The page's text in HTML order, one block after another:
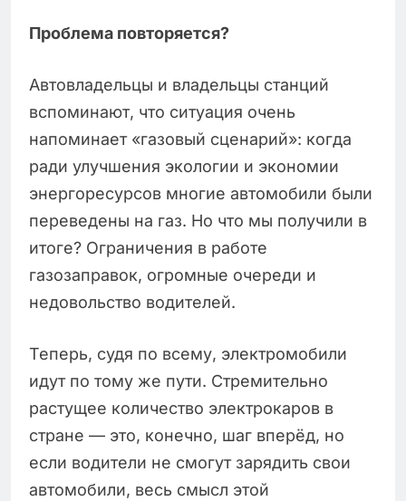
Проблема повторяется?
Автовладельцы и владельцы станций
вспоминают, что ситуация очень
напоминает «газовый сценарий»: когда
ради улучшения экологии и экономии
энергоресурсов многие автомобили были
переведены на газ. Но что мы получили в
итоге? Ограничения в работе
газозаправок, огромные очереди и
недовольство водителей.
Теперь, судя по всему, электромобили
идут по тому же пути. Стремительно
растущее количество электрокаров в
стране — это, конечно, шаг вперёд, но
если водители не смогут зарядить свои
автомобили, весь смысл этой